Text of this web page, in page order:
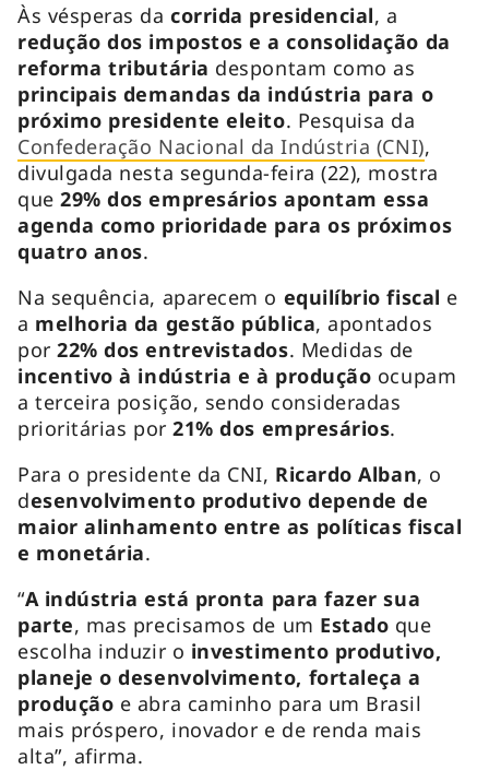
Às vésperas dacorrida presidencial, a
redução dos impostos e a consolidação da
reforma tributária despontam como as
principais demandas da indústria para o
próximo presidente eleito. Pesquisa da
Confederação Nacional da Indústria (CNI),
divulgada nesta segunda-feira (22), mostra
que 29% dos empresários apontam essa
agenda como prioridade para os próximos
quatro anos.
Na sequência, aparecem o equilíbrio fiscal e
a melhoria da gestão pública, apontados
por22% dos entrevistados. Medidas de
incentivo à indústria e à produção ocupam
a terceira posição, sendo consideradas
prioritárias por21% dos empresários.
Para o presidente da CNI, Ricardo Alban, o
desenvolvimento produtivo depende de
maior alinhamento entre as políticas fiscal
e monetária.
“A indústria está pronta para fazer sua
parte, mas precisamos de um Estado que
escolha induzir o investimento produtivo,
planeje o desenvolvimento, fortaleça a
produção e abra caminho para um Brasil
mais próspero, inovador e de renda mais
alta”, afirma.